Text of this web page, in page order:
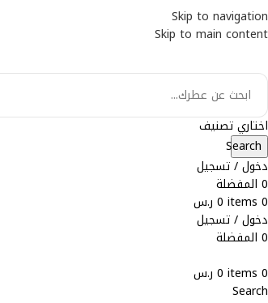
Skip to navigation
Skip to main content
WA
اختاري تصنيف
Search
دخول / تسجيل
0 المفضلة
0
items
0 ر.س
دخول / تسجيل
0 المفضلة
0
items
0 ر.س
Search